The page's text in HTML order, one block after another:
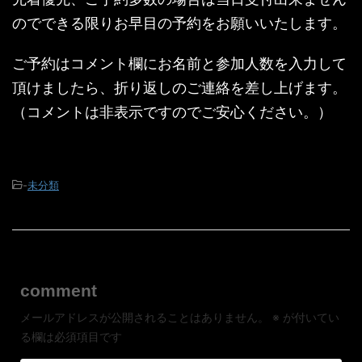
のでできる限りお早目の予約をお願いいたします。
ご予約はコメント欄にお名前と参加人数を入力して
頂けましたら、折り返しのご連絡を差し上げます。
（コメントは非表示ですのでご安心ください。）
-未分類
comment
メールアドレスが公開されることはありません。 ※ が付いてい
る欄は必須項目です